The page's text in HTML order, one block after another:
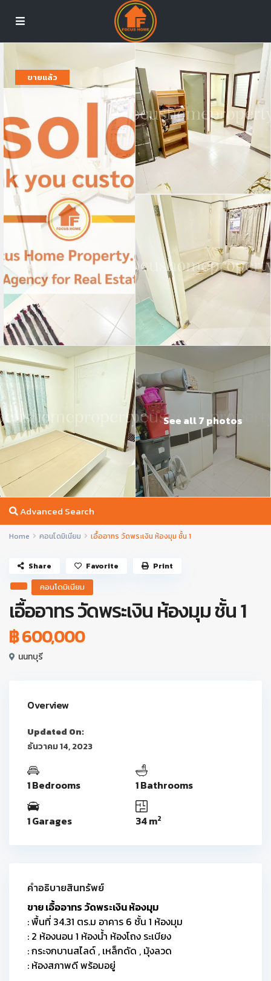
ขายแล้ว
See all 7 photos
Advanced Search
Home คอนโดมิเนียม เอื้ออาทร วัดพระเงิน ห้องมุม ชั้น 1
คอนโดมิเนียม
เอื้ออาทร วัดพระเงิน ห้องมุม ชั้น 1
฿ 600,000
นนทบุรี
Share Favorite Print
Overview
Updated On:
ธันวาคม 14, 2023
1 Bedrooms 1 Bathrooms
1 Garages 34 m2
คำอธิบายสินทรัพย์
ขาย เอื้ออาทร วัดพระเงิน ห้องมุม
: พื้นที่ 34.31 ตร.ม อาคาร 6 ชั้น 1 ห้องมุม
: 2 ห้องนอน 1 ห้องน้ำ ห้องโถง ระเบียง
: กระจกบานสไลด์ , เหล็กดัด , มุ้งลวด
: ห้องสภาพดี พร้อมอยู่